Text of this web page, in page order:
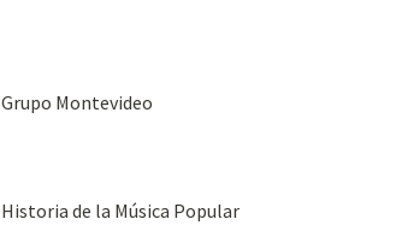
Grupo Montevideo
Historia de la Música Popular